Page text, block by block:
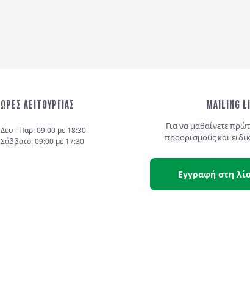
ΩΡΕΣ ΛΕΙΤΟΥΡΓΙΑΣ
Δευ - Παρ: 09:00 με 18:30
Σάββατο: 09:00 με 17:30
MAILING
Για να μαθαίνετε
προορισμούς και
Εγγραφή στη